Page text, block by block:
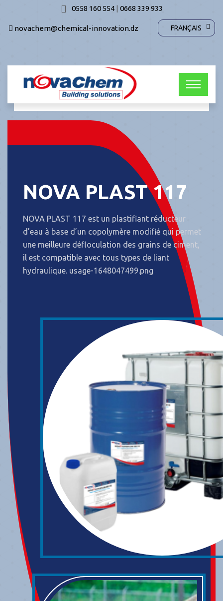
0558 160 554| 0668 339 933
novachem@chemical-innovation.dz FRANÇAIS
NOVA PLAST 117
NOVA PLAST 117 est un plastifiant réducteur
d’eau à base d’un copolymère modifié qui permet
une meilleure défloculation des grains de ciment,
il est compatible avec tous types de liant
hydraulique. usage-1648047499.png